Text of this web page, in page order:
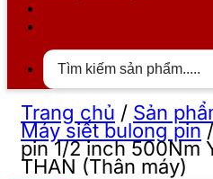
Trang chủ / Sản
Máy siết bulong pin
pin 1/2 inch 500Nm
THAN (Thân máy)